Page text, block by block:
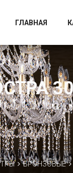
Art Crystal Light
ГЛАВНАЯ
БРОНЗОВЫЕ